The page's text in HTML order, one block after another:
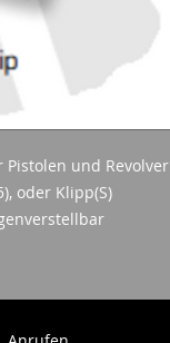
und Revolver
oder Klipp(S)